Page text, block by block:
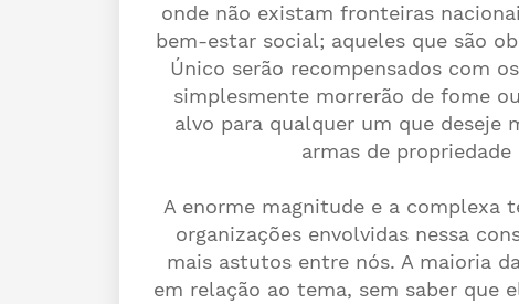
onde não existam fronteiras
bem-estar social; aqueles que são
Único serão recompensados ​​com
simplesmente morrerão de fome
alvo para qualquer um que deseje
armas de
A enorme magnitude e a complexa
organizações envolvidas nessa
mais astutos entre nós. A maioria
em relação ao tema, sem saber que